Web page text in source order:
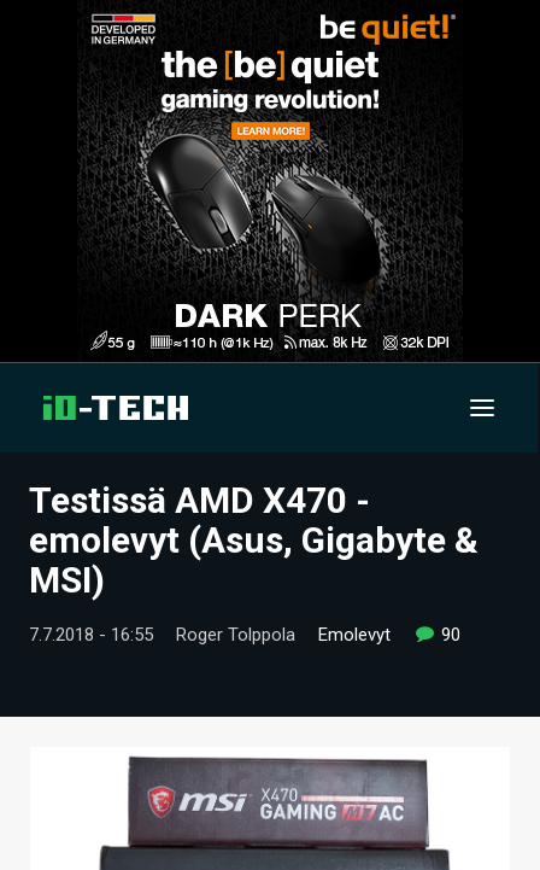
UUTISET
ARTIKKELIT
VIDEOT
TIETOA
Testissä AMD X470 -
emolevyt (Asus, Gigabyte &
MSI)
7.7.2018 - 16:55 Roger Tolppola Emolevyt 90